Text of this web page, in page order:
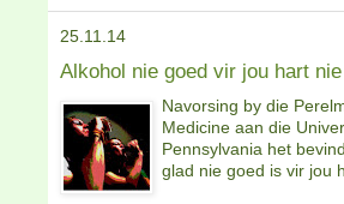
25.11.14
Alkohol nie goed vir jou hart nie
Navorsing by die
Medicine aan die
Pennsylvania het
glad nie goed is vir jou